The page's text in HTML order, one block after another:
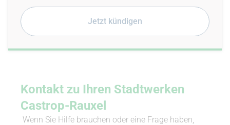
Jetzt kündigen
Kontakt zu Ihren Stadtwerken
Castrop-Rauxel
Wenn Sie Hilfe brauchen oder eine Frage haben,